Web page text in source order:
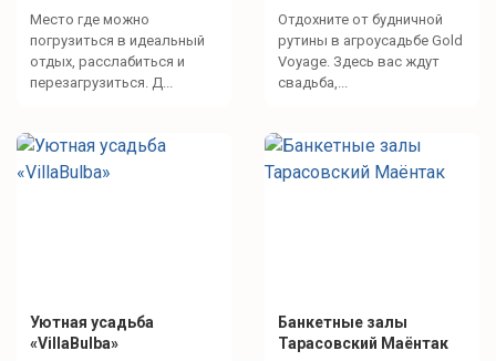
Место где можно
погрузиться в идеальный
отдых, расслабиться и
перезагрузиться. Д...
Отдохните от будничной
рутины в агроусадьбе Gold
Voyage. Здесь вас ждут
свадьба,...
Уютная усадьба
«VillaBulba»
Банкетные залы
Тарасовский Маёнтак